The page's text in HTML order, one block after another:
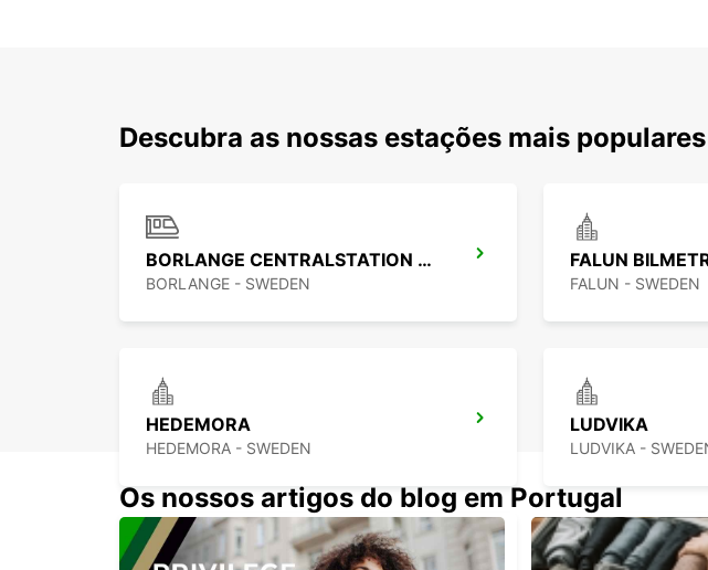
Descubra as nossas estações mais
BORLANGE CENTRALSTATION GUSTAF VASA
BORLANGE - SWEDEN FALUN - SWEDEN
HEDEMORA
HEDEMORA - SWEDEN
LUDVIKA
LUDVIKA -
Os nossos artigos do blog em Portugal